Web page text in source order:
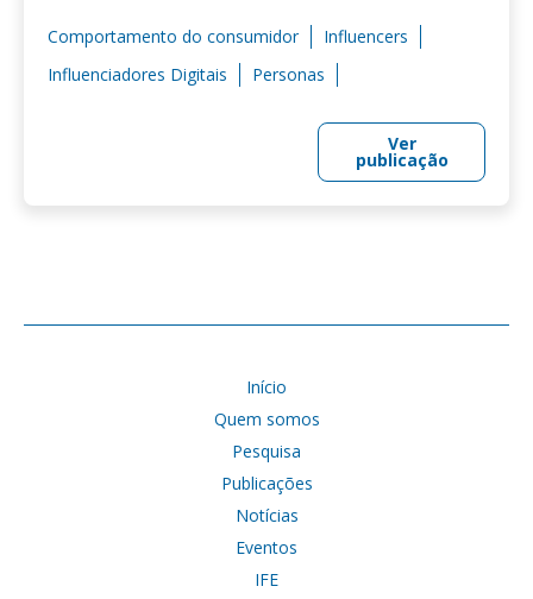
Comportamento do consumidor
Influencers
Influenciadores Digitais
Personas
Ver
publicação
Início
Quem somos
Pesquisa
Publicações
Notícias
Eventos
IFE